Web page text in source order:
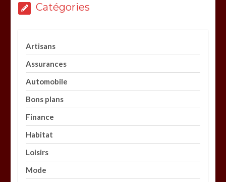
Catégories
Artisans
Assurances
Automobile
Bons plans
Finance
Habitat
Loisirs
Mode